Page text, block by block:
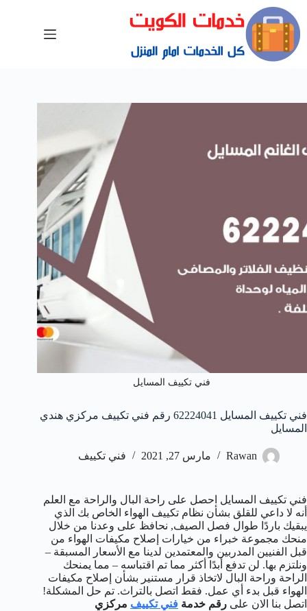
فني تكييف المسايل
فني تكييف المسايل 62224041 رقم فني تكييف مركزي هندي
المسايل
Rawan مارس 27, 2021 فني تكييف
فني تكييف المسايل احصل على راحة البال والراحة مع العلم
أنه لا داعي للقلق بشأن نظام تكييف الهواء الخاص بك الذي
يبقيك باردًا طوال فصل الصيف, نحافظ على وعدنا من خلال
منحك مجموعة خبراء من خيارات إصلاح مكيفات الهواء من
قبل الفنيين المدربين والمعتمدين لدينا مع الأسعار المسبقة –
ونلتزم بها. لن تدفع أبدًا أكثر مما تم اقتباسه – مما يمنحك
الراحة وراحة البال لاتخاذ قرار مستنير بشأن إصلاح مكيفات
الهواء قبل بدء أي عمل. فقط اتصل بالتراث. تم حل المشكلة!
اتصل بنا الان على رقم خدمة فني تكييف مركزي